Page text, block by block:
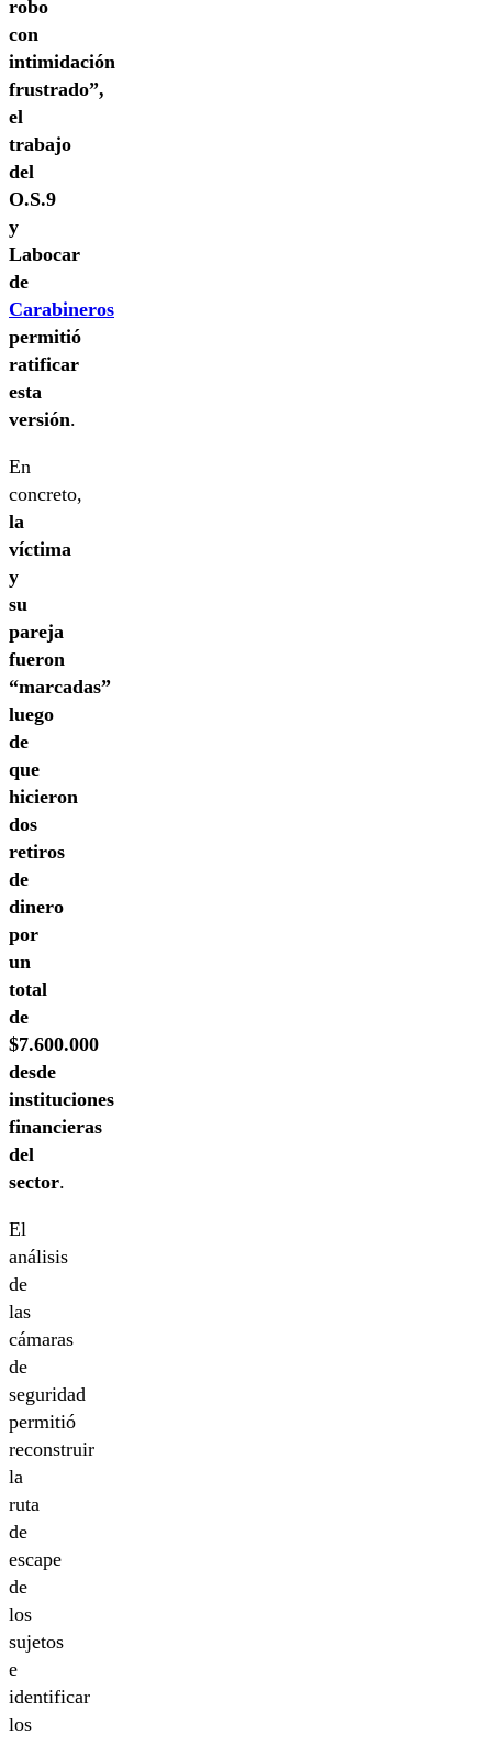
robo
con
intimidación
frustrado”,
el
trabajo
del
O.S.9
y
Labocar
de
Carabineros
permitió
ratificar
esta
versión.
En
concreto,
la
víctima
y
su
pareja
fueron
“marcadas”
luego
de
que
hicieron
dos
retiros
de
dinero
por
un
total
de
$7.600.000
desde
instituciones
financieras
del
sector.
El
análisis
de
las
cámaras
de
seguridad
permitió
reconstruir
la
ruta
de
escape
de
los
sujetos
e
identificar
los